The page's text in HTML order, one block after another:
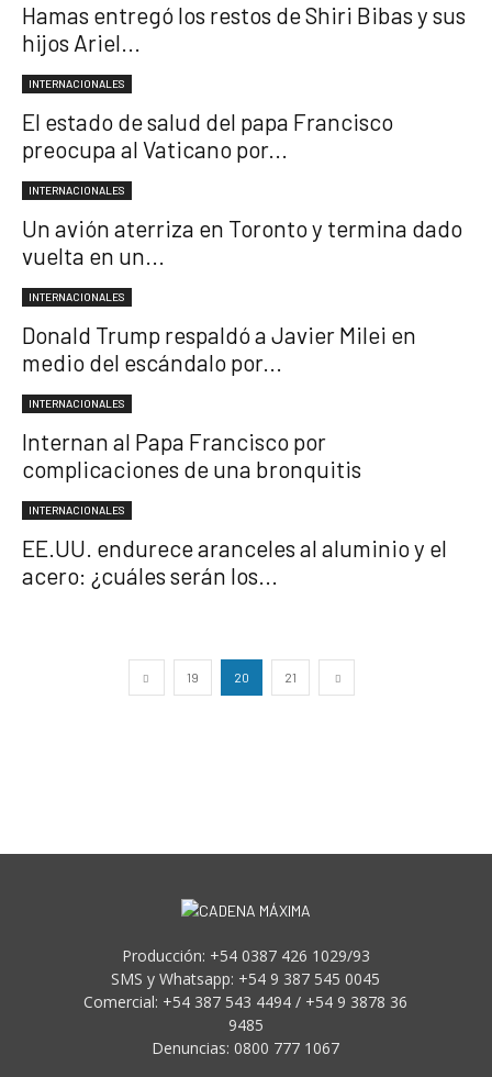
Hamas entregó los restos de Shiri Bibas y sus
hijos Ariel...
INTERNACIONALES
El estado de salud del papa Francisco
preocupa al Vaticano por...
INTERNACIONALES
Un avión aterriza en Toronto y termina dado
vuelta en un...
INTERNACIONALES
Donald Trump respaldó a Javier Milei en
medio del escándalo por...
INTERNACIONALES
Internan al Papa Francisco por
complicaciones de una bronquitis
INTERNACIONALES
EE.UU. endurece aranceles al aluminio y el
acero: ¿cuáles serán los...
19 20 21
Producción: +54 0387 426 1029/93
SMS y Whatsapp: +54 9 387 545 0045
Comercial: +54 387 543 4494 / +54 9 3878 36
9485
Denuncias: 0800 777 1067